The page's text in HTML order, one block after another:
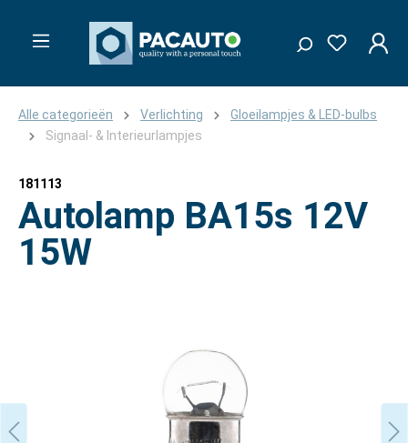
Alle categorieën Verlichting
Gloeilampjes & LED-bulbs
Signaal- & Interieurlampjes
181113
Autolamp BA15s 12V
15W